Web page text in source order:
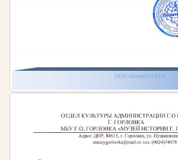
охраны труда, намечаются
устранению. Если
собственными силами
вышестоящему начальнику и
по охране труда осуществляется
подразделения, (начальником